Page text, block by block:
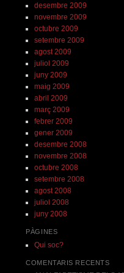
desembre 2009
novembre 2009
octubre 2009
setembre 2009
agost 2009
juliol 2009
juny 2009
maig 2009
abril 2009
març 2009
febrer 2009
gener 2009
desembre 2008
novembre 2008
octubre 2008
setembre 2008
agost 2008
juliol 2008
juny 2008
PÀGINES
Qui soc?
COMENTARIS RECENTS